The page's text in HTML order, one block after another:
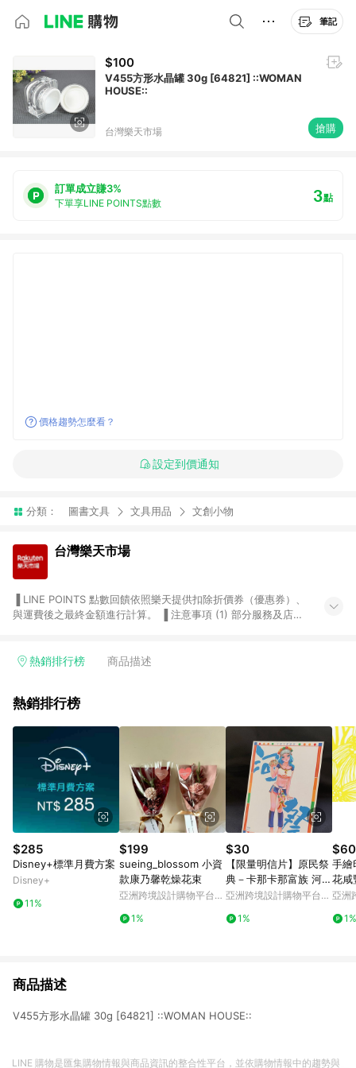
筆記
$100
V455方形水晶罐 30g [64821] ::WOMAN
HOUSE::
台灣樂天市場 搶購
訂單成立賺3%
下單享LINE POINTS點數 3點
價格趨勢怎麼看？
設定到價通知
分類： 圖書文具 文具用品 文創小物
台灣樂天市場
與運費後之最終金額進行計算。 ▐ 注意事項 (1) 部分服務及店家
Smart mobile、神腦生活、JS巨盛、樂天KOBO電子書，請詳閱
台灣樂天市場，並在同一瀏覽器於24小時內結帳，才享有 LINE
使用APP、或中途瀏覽比價網、回饋網、Google等其他網頁、或
由網頁版(電腦版/手機版網頁)切換為App都將會造成追蹤中斷而
無法進行 LINE POINTS 回饋。 (5) LINE 購物為購物資訊整合性
平台，商品資料更新會有時間差，如顯示之商品規格、顏色、價
位、贈品與台灣樂天市場銷售網頁不符，以銷售網頁標示為準。
(6) 導購訂單已逾 365 天，根據台灣樂天回饋規定，逾期訂單將
不符合回饋資格。 (7) 若上述或其他原因，致使消費者無接收到
點數回饋或點數回饋有爭議，台灣樂天市場保有更改條款與法律
追訴之權利，活動詳情以樂天市場網站公告為準。
熱銷排行榜 商品描述
熱銷排行榜
$285
Disney+標準月費方案
Disney+
11%
$199
sueing_blossom 小資
款康乃馨乾燥花束
亞洲跨境設計購物平台
1%
$30
【限量明信片】原民祭
典－卡那卡那富族 河祭
聖誕禮物 交換禮物
亞洲跨境設計購物平台
1%
$60
手繪
花咸
亞洲
1%
商品描述
V455方形水晶罐 30g [64821] ::WOMAN HOUSE::
LINE 購物是匯集購物情報與商品資訊的整合性平台，並依購物情報中的趨勢與